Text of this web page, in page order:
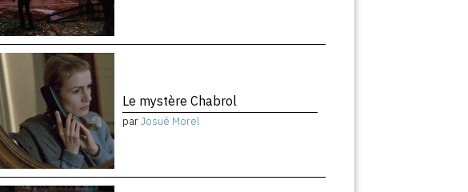
Le mystère Chabrol
parJosué Morel